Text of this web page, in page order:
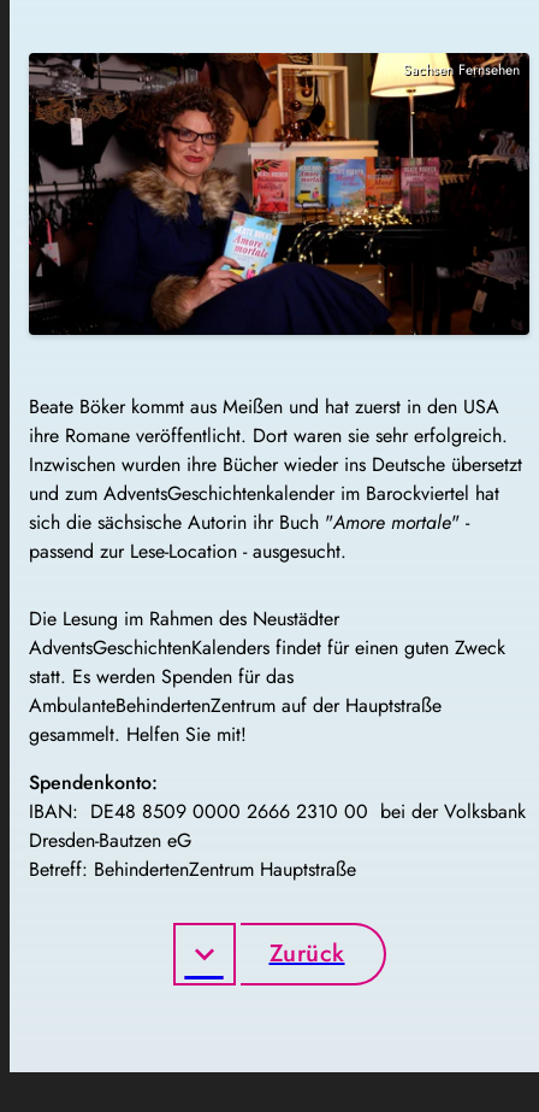
Sachsen Fernsehen
Beate Böker kommt aus Meißen und hat zuerst in den USA
ihre Romane veröffentlicht. Dort waren sie sehr erfolgreich.
Inzwischen wurden ihre Bücher wieder ins Deutsche übersetzt
und zum AdventsGeschichtenkalender im Barockviertel hat
sich die sächsische Autorin ihr Buch "Amore mortale" -
passend zur Lese-Location - ausgesucht.
Die Lesung im Rahmen des Neustädter
AdventsGeschichtenKalenders findet für einen guten Zweck
statt. Es werden Spenden für das
AmbulanteBehindertenZentrum auf der Hauptstraße
gesammelt. Helfen Sie mit!
Spendenkonto:
IBAN: DE48 8509 0000 2666 2310 00 bei der Volksbank
Dresden-Bautzen eG
Betreff: BehindertenZentrum Hauptstraße
Zurück